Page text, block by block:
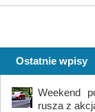
Ostatnie wpisy
Weekend
rusza z